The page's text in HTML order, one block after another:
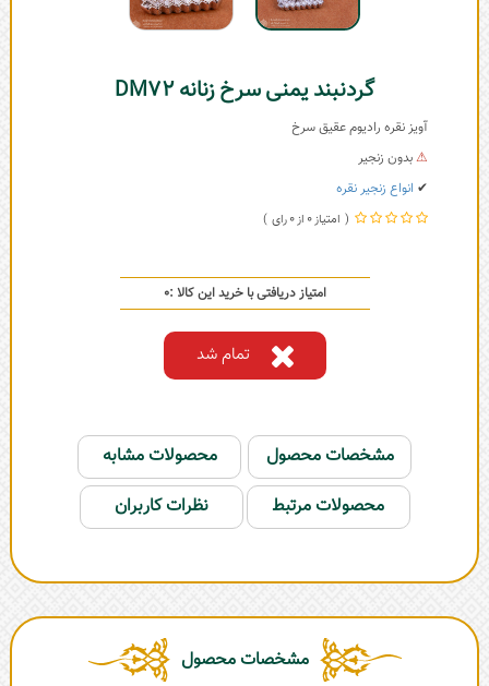
گردنبند یمنی سرخ زنانه DM72
آویز نقره رادیوم عقیق سرخ
⚠بدون زنجیر
✔ انواع زنجیر نقره
0
0
امتیاز دریافتی با خرید این کالا :0
تمام شد
مشخصات محصول
محصولات مشابه
محصولات مرتبط
نظرات کاربران
مشخصات محصول